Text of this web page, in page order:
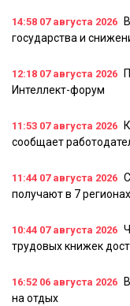
14:58 07 августа 2026
государства и
12:18 07 августа 2026
Интеллект-форум
11:53 07 августа 2026
сообщает
11:44 07 августа 2026
получают в 7
10:44 07 августа 2026
трудовых книжек
16:52 06 августа 2026
на отдых